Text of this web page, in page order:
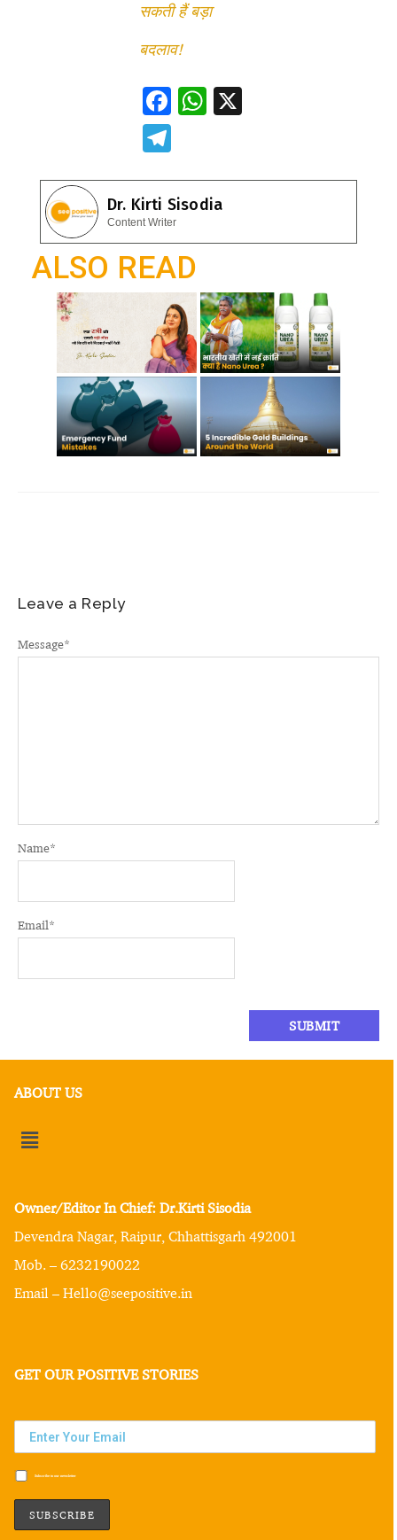
सकती हैं बड़ा
बदलाव!
F
b
o
o
k
W
s
A
p
e
gr
a
m
Dr. Kirti Sisodia
Content Writer
ALSO READ
Leave a Reply
Message*
Name*
Email*
ABOUT US
Owner/Editor In Chief: Dr.Kirti Sisodia
Devendra Nagar, Raipur, Chhattisgarh 492001
Mob. – 6232190022
Email – Hello@seepositive.in
GET OUR POSITIVE STORIES
Subscribe to our newsletter